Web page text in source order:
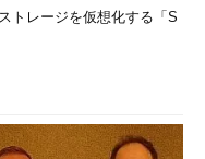
トレージを仮想化する「S